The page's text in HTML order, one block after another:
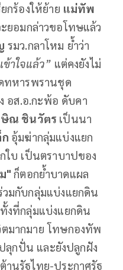
กร้องให้ย้าย แม่ทัพ
ยอมกล่าวขอโทษแล้ว
รมว.กลาโหม ย้ำว่า
าใจแล้ว” แต่คงยังไม่
ทหารพรานชุด
อส.อ.กะพ้อ ดับคา
ณ ชินวัตร เป็นนา
อุ้มฆ่ากลุ่มแบ่งแยก
ใบ เป็นตราบาปของ
"ก็ตอกย้ำบาดแผล
มกับกลุ่มแบ่งแยกดิน
งที่กลุ่มแบ่งแยกดิน
มากมาย โทษกองทัพ
ลุกปั่น และยังปลูกฝัง
านรัฐไทย-ประกาศรัฐ